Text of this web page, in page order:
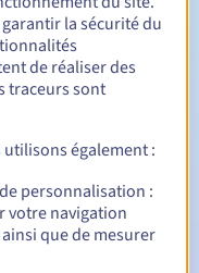
30 jours
et 3 jours avant la
de la
la sécurité du
de réaliser des
traceurs sont
également :
personnalisation :
votre navigation
que de mesurer